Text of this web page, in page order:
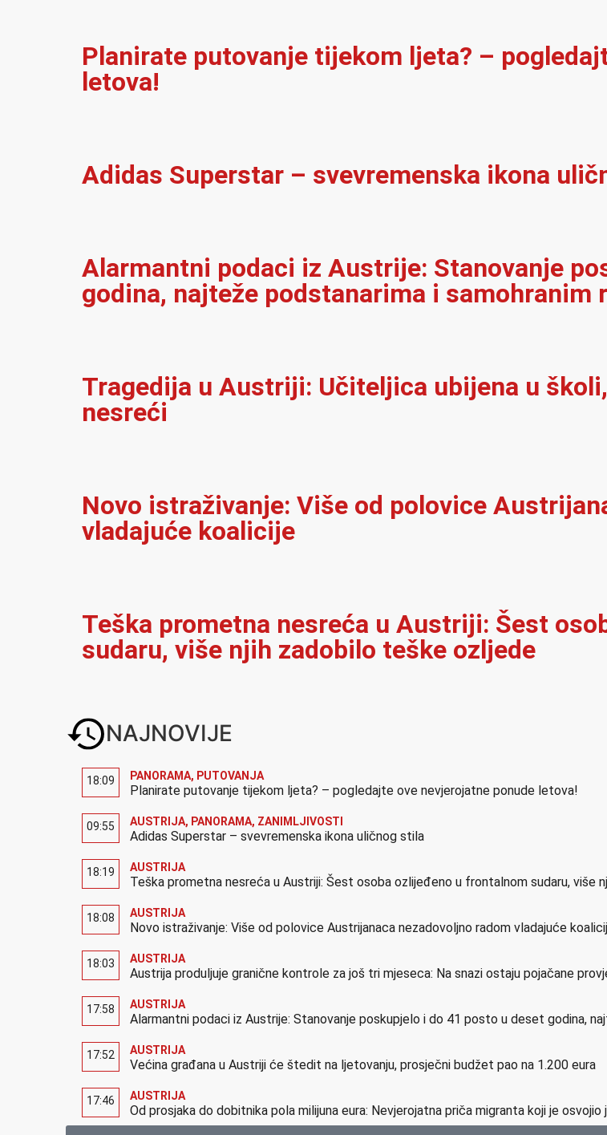
Planirate putovanje tijekom ljeta? –
letova!
Adidas Superstar – svevremenska ikona
Alarmantni podaci iz Austrije: Stanovanje
godina, najteže podstanarima i samohranim
Tragedija u Austriji: Učiteljica ubijena u
nesreći
Novo istraživanje: Više od polovice
vladajuće koalicije
Teška prometna nesreća u Austriji: Šest
sudaru, više njih zadobilo teške ozljede
NAJNOVIJE
18:09 PANORAMA, PUTOVANJA
Planirate putovanje tijekom ljeta? – pogledajte ove nevjerojatne ponude letova!
09:55 AUSTRIJA, PANORAMA, ZANIMLJIVOSTI
Adidas Superstar – svevremenska ikona uličnog stila
18:19 AUSTRIJA
Teška prometna nesreća u Austriji: Šest osoba ozlijeđeno u frontalnom sudaru, više
18:08 AUSTRIJA
Novo istraživanje: Više od polovice Austrijanaca nezadovoljno radom vladajuće
18:03 AUSTRIJA
Austrija produljuje granične kontrole za još tri mjeseca: Na snazi ostaju pojačane
17:58 AUSTRIJA
Alarmantni podaci iz Austrije: Stanovanje poskupjelo i do 41 posto u deset godina,
17:52 AUSTRIJA
Većina građana u Austriji će štedit na ljetovanju, prosječni budžet pao na 1.200 eura
17:46 AUSTRIJA
Od prosjaka do dobitnika pola milijuna eura: Nevjerojatna priča migranta koji je